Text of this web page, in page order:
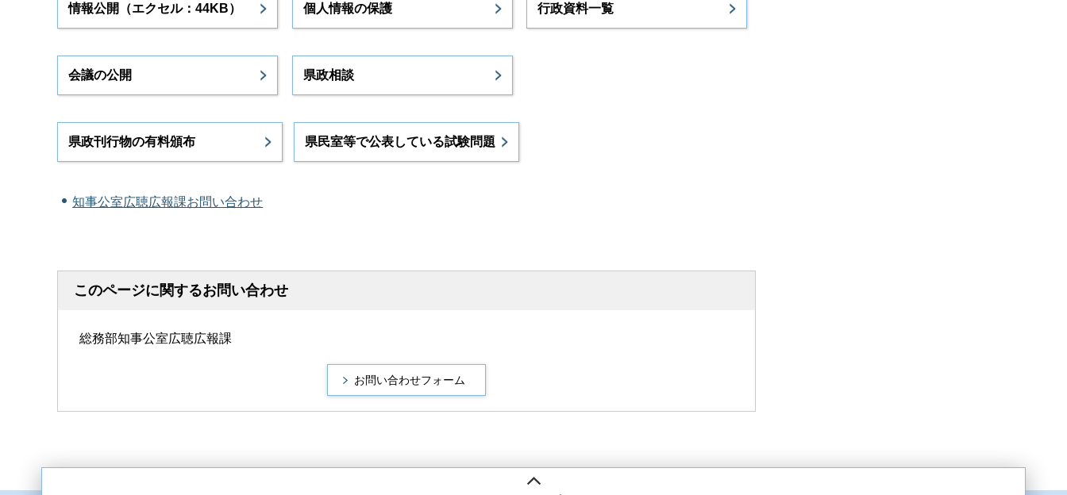
情報公開（エクセル：44KB）
会議の公開
個人情報の保護
県政相談
行政資料一覧
県政刊行物の有料頒布 県民室等で公表している試験問題
知事公室広聴広報課お問い合わせ
このページに関するお問い合わせ
総務部知事公室広聴広報課